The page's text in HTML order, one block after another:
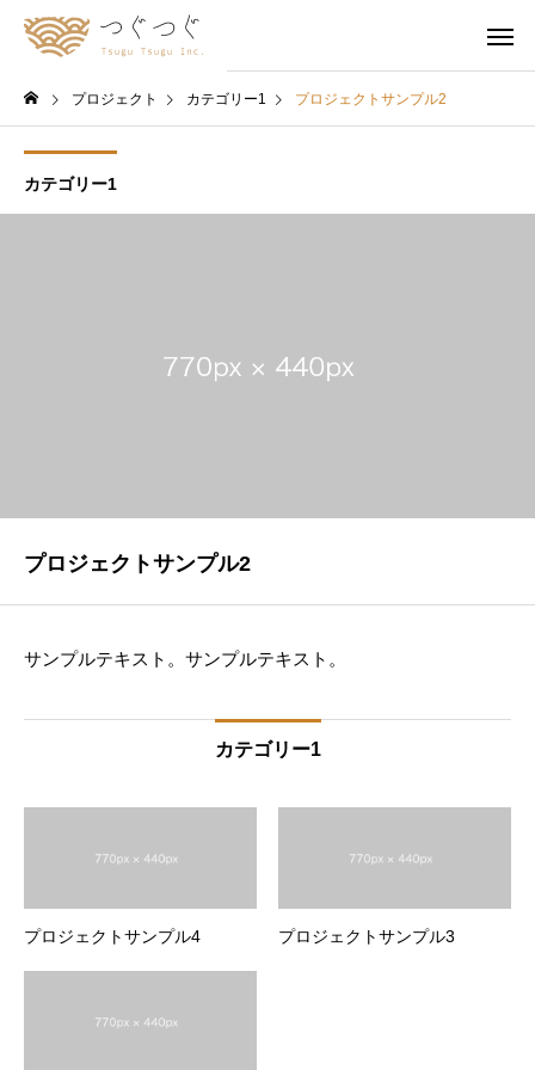
プロジェクト カテゴリー1 プロジェクトサンプル2
カテゴリー1
プロジェクトサンプル2
サンプルテキスト。サンプルテキスト。
カテゴリー1
プロジェクトサンプル4 プロジェクトサンプル3